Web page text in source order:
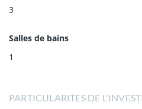
3
Salles de bains
1
PARTICULARITES DE